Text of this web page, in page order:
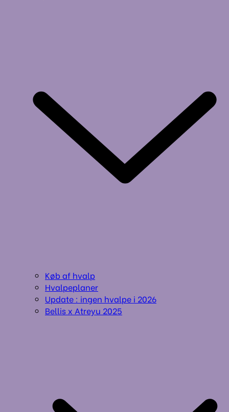
Køb af hvalp
Hvalpeplaner
Update : ingen hvalpe i 2026
Bellis x Atreyu 2025